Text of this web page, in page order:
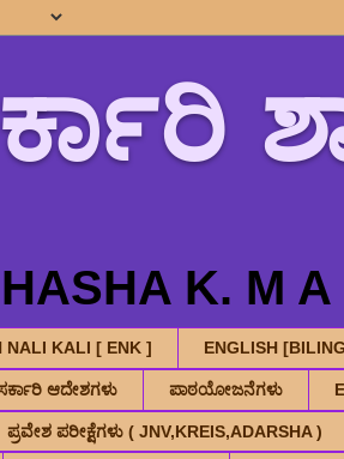
K. M A
NALI KALI [ ENK ] ENGLISH
ಆದೇಶಗಳು ಪಾಠಯೋಜನೆಗಳು
ಪ್ರವೇಶ ಪರೀಕ್ಷೆಗಳು ( JNV,KREIS,ADARSHA )